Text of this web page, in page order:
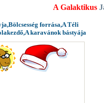
A Galaktikus
forrása,A Téli
karavánok bástyája